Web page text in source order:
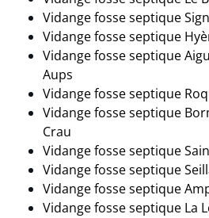
Vidange fosse septique
Vidange fosse septique
Vidange fosse septique
Aups
Vidange fosse septique
Vidange fosse septique
Crau
Vidange fosse septique
Vidange fosse septique
Vidange fosse septique
Vidange fosse septique La